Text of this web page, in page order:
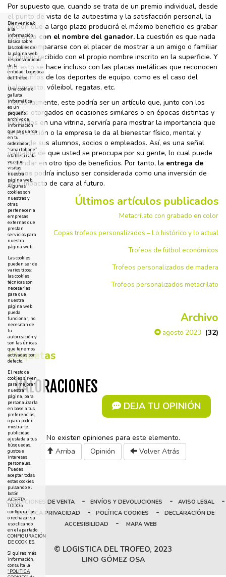
Por supuesto que, cuando se trata de un premio individual, desde
el punto de vista de la autoestima y la satisfacción personal, la
opción que a largo plazo producirá el máximo beneficio es grabar
eltrofeo con el nombre del ganador. La cuestión es que nada
puede compararse con el placer de mostrar a un amigo o familiar
el objeto recibido con el propio nombre inscrito en la superficie. Y
por esto se hace incluso con las placas metálicas que reconocen
los triunfos de los deportes de equipo, como es el caso del
baloncesto, vóleibol, regatas, etc.
Adicionalmente, este podría ser un artículo que, junto con los
demás otorgados en ocasiones similares o en épocas distintas y
exhibidos en una vitrina, serviría para mostrar la importancia que
la institución o la empresa le da al bienestar físico, mental y
social de sus alumnos, socios o empleados. Así, es una señal
palpable de que usted se preocupa por su gente, lo cual puede
redundar en otro tipo de beneficios. Por tanto, la entrega de
trofeos podría incluso ser considerada como una inversión de
alto impacto de cara al futuro.
Últimos artículos publicados
Metacrilato con grabado en color
Copas trofeos personalizados – Lo histórico y lo actual
Trofeos de fútbol económicos
Trofeos personalizados de madera
Trofeos personalizados metacrilato
Archivo
agosto 2023 (32)
Etiquetas
VALORACIONES
DEJA TU OPINIÓN
No existen opiniones para este elemento.
Arriba
Opinión Volver Atrás
CONDICIONES DE VENTA - ENVÍOS Y DEVOLUCIONES - AVISO LEGAL -
POLÍTICA PRIVACIDAD - POLÍTICA COOKIES -
DECLARACIÓN DE
ACCESIBILIDAD
- MAPA WEB
© LOGISTICA DEL TROFEO, 2023
LINO GÓMEZ OSA
Bienvenida/o
a la
información
básica sobre
las cookies de
la página web
responsabilidad
de la
entidad: Logistica
del Trofeo
Una cookie o
galleta
informática
es un
pequeño
archivo de
información
que se guarda
en tu
ordenador,
“smartphone”
o tableta cada
vez que
visitas
nuestra
página web.
Algunas
cookies son
nuestras y
otras
pertenecen a
empresas
externas que
prestan
servicios para
nuestra
página web.
Las cookies
pueden ser de
varios tipos:
las cookies
técnicas son
necesarias
para que
nuestra
página web
pueda
funcionar, no
necesitan de
tu
autorización y
son las únicas
que tenemos
activadas por
defecto.
El resto de
cookies sirven
para mejorar
nuestra
página, para
personalizarla
en base a tus
preferencias,
o para poder
mostrarte
publicidad
ajustada a tus
búsquedas,
gustos e
intereses
personales.
Puedes
aceptar todas
estas cookies
pulsando el
botón
ACEPTA
TODO o
configurarlas
o rechazar su
uso clicando
en el apartado
CONFIGURACIÓN
DE COOKIES.
Si quires más
información,
consulta la
“POLITICA